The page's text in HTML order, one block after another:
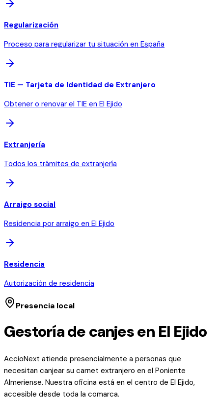
Regularización
Proceso para regularizar tu situación en España
TIE — Tarjeta de Identidad de Extranjero
Obtener o renovar el TIE en El Ejido
Extranjería
Todos los trámites de extranjería
Arraigo social
Residencia por arraigo en El Ejido
Residencia
Autorización de residencia
Presencia local
Gestoría de canjes en El Ejido
AccioNext atiende presencialmente a personas que
necesitan canjear su carnet extranjero en el Poniente
Almeriense. Nuestra oficina está en el centro de El Ejido,
accesible desde toda la comarca.